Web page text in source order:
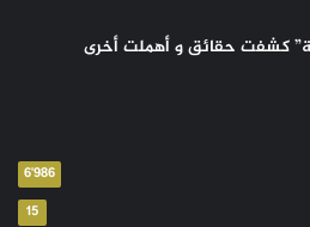
كشفت حقائق و أهملت أخرى
6٬986
15